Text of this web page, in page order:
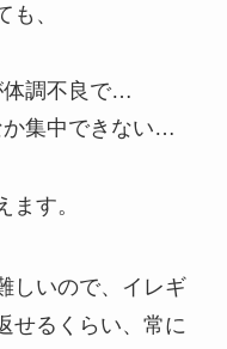
、
体調不良で…
か集中できない…
す。
しいので、イレギ
せるくらい、常に